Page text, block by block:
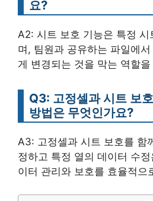
요?
A2: 시트 보호 기능은 특정 시
며, 팀원과 공유하는 파일에
게 변경되는 것을 막는 역할
Q3: 고정셀과 시트 보
방법은 무엇인가요?
A3: 고정셀과 시트 보호를 함
정하고 특정 열의 데이터 수
이터 관리와 보호를 효율적으